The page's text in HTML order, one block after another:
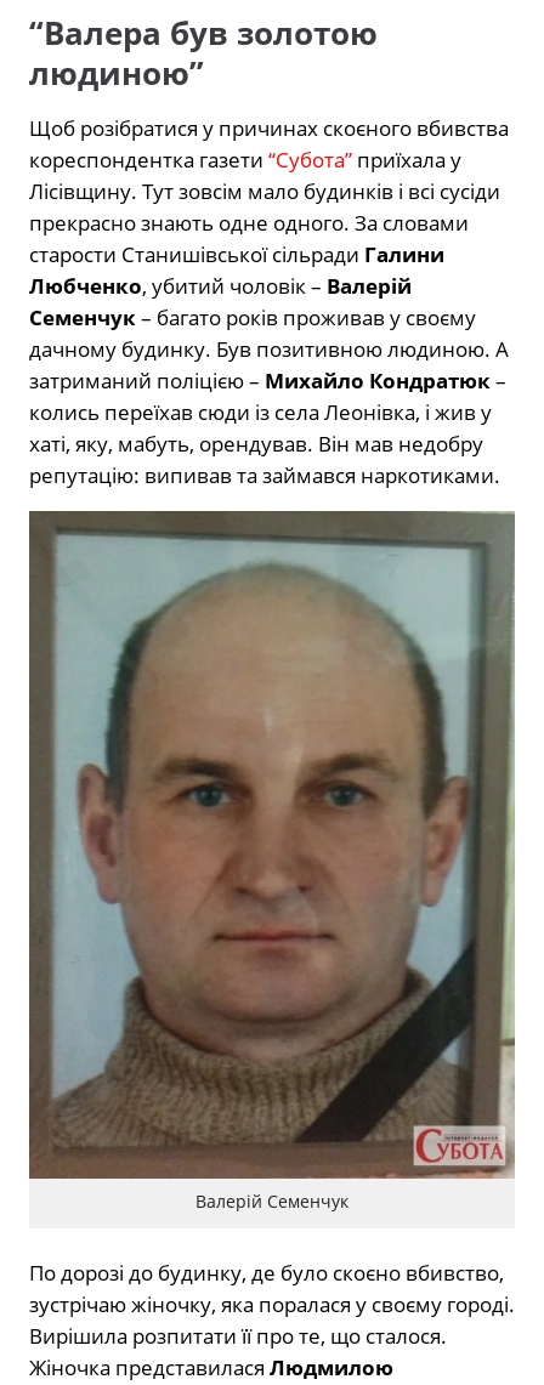
“Валера був золотою
людиною”
Щоб розібратися у причинах скоєного вбивства
кореспондентка газети “Субота” приїхала у
Лісівщину. Тут зовсім мало будинків і всі сусіди
прекрасно знають одне одного. За словами
старости Станишівської сільради Галини
Любченко, убитий чоловік – Валерій
Семенчук– багато років проживав у своєму
дачному будинку. Був позитивною людиною. А
затриманий поліцією – Михайло Кондратюк–
колись переїхав сюди із села Леонівка, і жив у
хаті, яку, мабуть, орендував. Він мав недобру
репутацію: випивав та займався наркотиками.
Валерій Семенчук
По дорозі до будинку, де було скоєно вбивство,
зустрічаю жіночку, яка поралася у своєму городі.
Вирішила розпитати її про те, що сталося.
Жіночка представилася Людмилою